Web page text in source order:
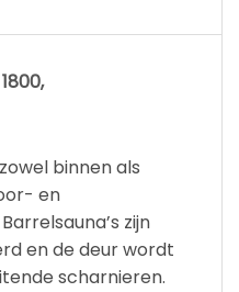
binnen als
en
zijn
en de deur wordt
scharnieren.